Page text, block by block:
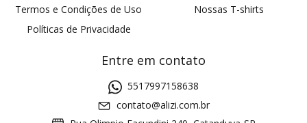
Termos e Condições de Uso
Políticas de Privacidade
Nossas T-shirts
Entre em contato
5517997158638
contato@alizi.com.br